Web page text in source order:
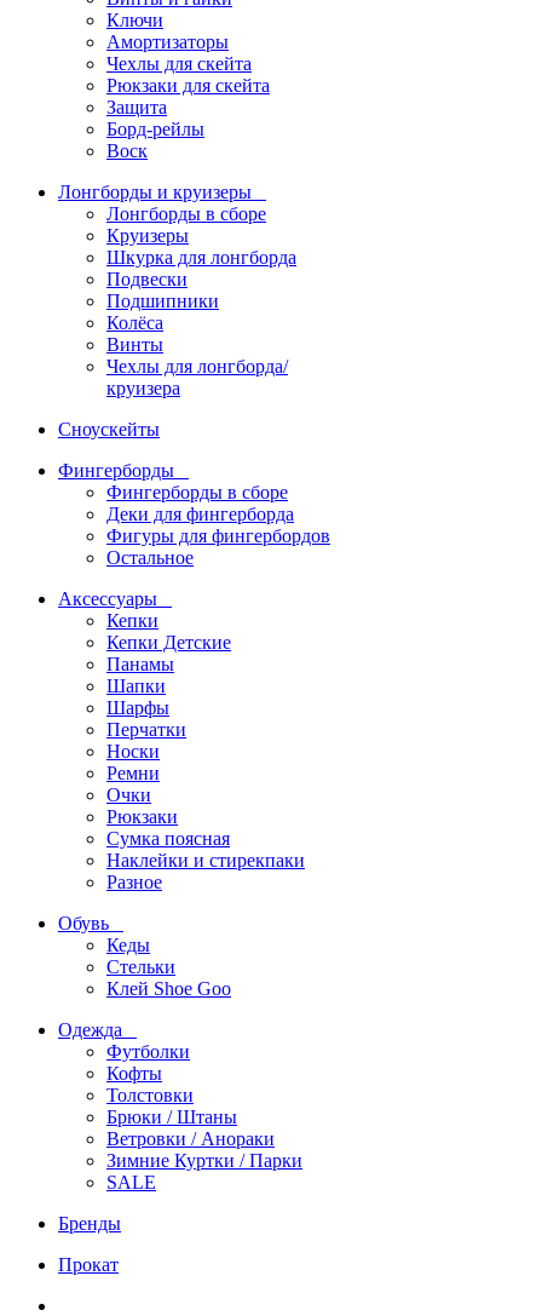
Ключи
Амортизаторы
Чехлы для скейта
Рюкзаки для скейта
Защита
Борд-рейлы
Воск
Лонгборды и круизеры
Лонгборды в сборе
Круизеры
Шкурка для лонгборда
Подвески
Подшипники
Колёса
Винты
Чехлы для лонгборда/
круизера
Сноускейты
Фингерборды
Фингерборды в сборе
Деки для фингерборда
Фигуры для фингербордов
Остальное
Аксессуары
Кепки
Кепки Детские
Панамы
Шапки
Шарфы
Перчатки
Носки
Ремни
Очки
Рюкзаки
Сумка поясная
Наклейки и стирекпаки
Разное
Обувь
Кеды
Стельки
Клей Shoe Goo
Одежда
Футболки
Кофты
Толстовки
Брюки / Штаны
Ветровки / Анораки
Зимние Куртки / Парки
SALE
Бренды
Прокат